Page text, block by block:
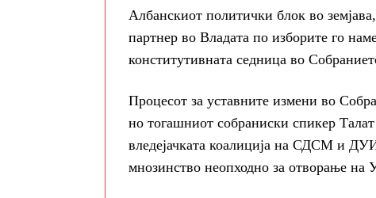
Албанскиот политички блок во
партнер во Владата по изборите го
конститутивната седница во
Процесот за уставните измени во
но тогашниот собраниски спикер
вледејачката коалиција на СДСМ и
мнозинство неопходно за отворање на